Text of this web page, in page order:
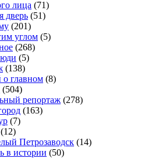
лица (71)
дверь (51)
(201)
углом (5)
(268)
(5)
(138)
о главном (8)
(504)
репортаж (278)
(163)
(7)
(12)
Петрозаводск (14)
в истории (50)